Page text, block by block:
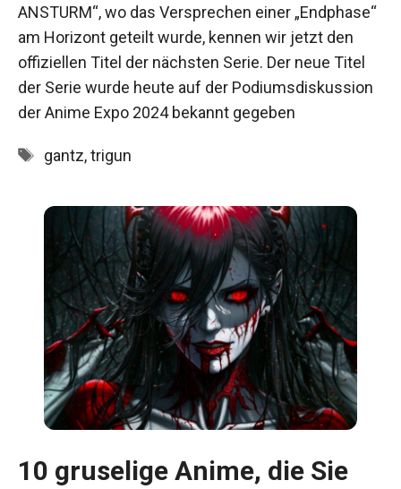
ANSTURM“, wo das Versprechen einer „Endphase“
am Horizont geteilt wurde, kennen wir jetzt den
offiziellen Titel der nächsten Serie. Der neue Titel
der Serie wurde heute auf der Podiumsdiskussion
der Anime Expo 2024 bekannt gegeben
Schlagwörter
gantz,trigun
10 gruselige Anime, die Sie